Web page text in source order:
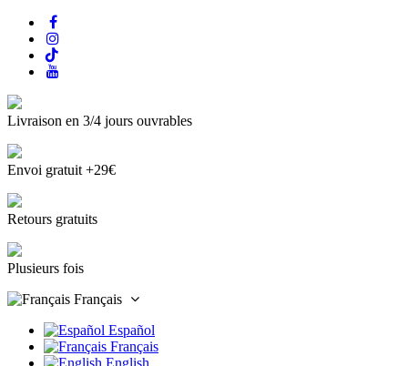
Livraison en 3/4 jours ouvrables
Envoi gratuit +29€
Retours gratuits
Plusieurs fois
Français
Español
Français
English